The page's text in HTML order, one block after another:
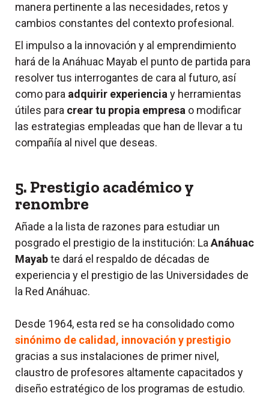
manera pertinente a las necesidades, retos y
cambios constantes del contexto profesional.
El impulso a la innovación y al emprendimiento
hará de la Anáhuac Mayab el punto de partida para
resolver tus interrogantes de cara al futuro, así
como para adquirir experiencia y herramientas
útiles para crear tu propia empresa o modificar
las estrategias empleadas que han de llevar a tu
compañía al nivel que deseas.
5. Prestigio académico y
renombre
Añade a la lista de razones para estudiar un
posgrado el prestigio de la institución: La Anáhuac
Mayabte dará el respaldo de décadas de
experiencia y el prestigio de las Universidades de
la Red Anáhuac.
Desde 1964, esta red se ha consolidado como
sinónimo de calidad, innovación y prestigio
gracias a sus instalaciones de primer nivel,
claustro de profesores altamente capacitados y
diseño estratégico de los programas de estudio.